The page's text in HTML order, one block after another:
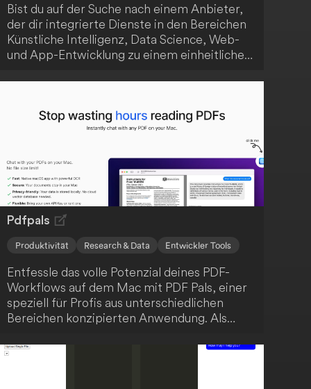
Bist du auf der Suche nach einem Anbieter,
der dir integrierte Dienste in den Bereichen
Künstliche Intelligenz, Data Science, Web-
und App-Entwicklung zu einem einheitlichen
genau das Richtige für dich! Das
Shop für technologische Lösungen, die
sowohl für Start-ups als auch etablierte
Firmen relevant sind. Mit der transparenten
und zugänglichen Preisgestaltung können
Kunden von den vielfältigen Möglichkeiten
profitieren.
Pdfpals
Produktivität Research & Data Entwickler Tools
Entfessle das volle Potenzial deines PDF-
Workflows auf dem Mac mit PDF Pals, einer
speziell für Profis aus unterschiedlichen
Bereichen konzipierten Anwendung. Als
Produktmanager, Jurist oder HR-Experte